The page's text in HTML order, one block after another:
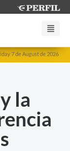
7 de August de 2026
la